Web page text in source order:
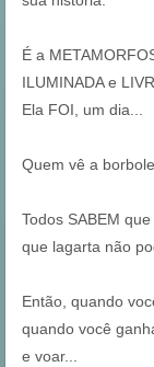
É a
ILUMINADA e
Ela FOI, um dia...
Quem vê a
Todos SABEM
que lagarta não
Então, quando
quando você
e voar...